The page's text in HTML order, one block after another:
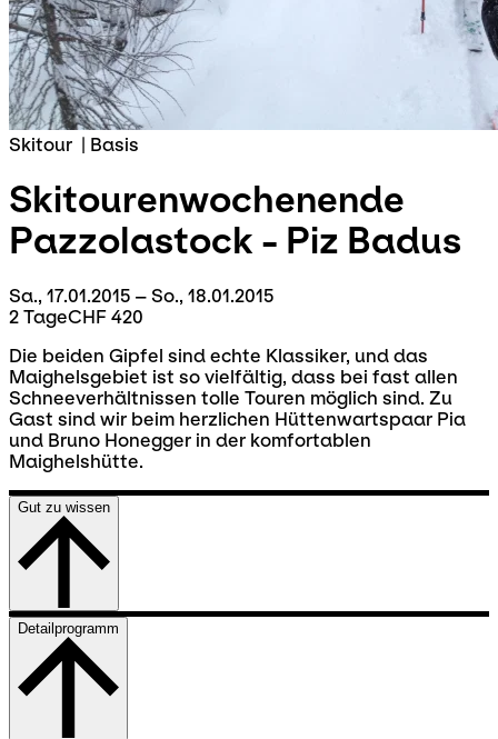
Skitour | Basis
Skitourenwochenende
Pazzolastock - Piz Badus
Sa., 17.01.2015 – So., 18.01.2015
2 TageCHF 420
Die beiden Gipfel sind echte Klassiker, und das
Maighelsgebiet ist so vielfältig, dass bei fast allen
Schneeverhältnissen tolle Touren möglich sind. Zu
Gast sind wir beim herzlichen Hüttenwartspaar Pia
und Bruno Honegger in der komfortablen
Maighelshütte.
Gut zu wissen
Detailprogramm